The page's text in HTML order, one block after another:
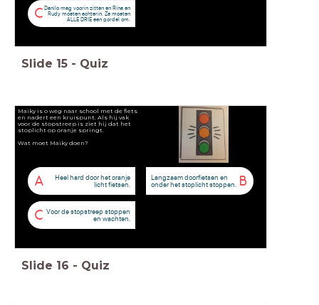
C Danilo mag voorin zitten en Rina en
Rudy moeten achterin. Ze moeten
ALLE DRIE een gordel om.
Slide 15 - Quiz
Maiky is o weg naar school met de fiets
en nadert een kruispunt. Als hij vak
voor de stopstreep is ziet hij dat het
stoplicht op oranje springt.
Wat moet Maiky doen?
A
Heel hard door het oranje
licht fietsen.
B
Langzaam doorfietsen en
onder het stoplicht stoppen.
C Voor de stopstreep stoppen
en wachten.
Slide 16 - Quiz